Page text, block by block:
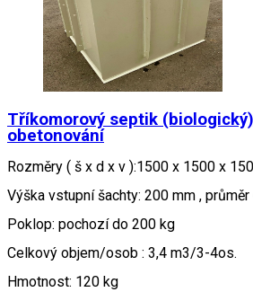
Tříkomorový septik
obetonování
Rozměry ( š x d x v ):1500 x 1500 x
Výška vstupní šachty: 200 mm ,
Poklop: pochozí do 200 kg
Celkový objem/osob : 3,4 m3/3-4os.
Hmotnost: 120 kg